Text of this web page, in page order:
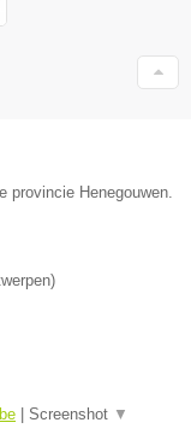
provincie Henegouwen.
)
Screenshot ▼